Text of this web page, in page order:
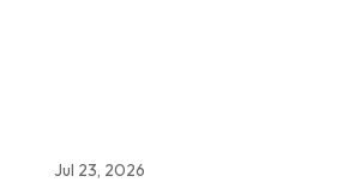
Jul 23, 2026